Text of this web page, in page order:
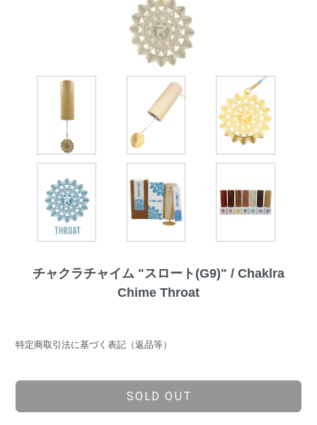
チャクラチャイム "スロート(G9)" / Chaklra
Chime Throat
特定商取引法に基づく表記（返品等）
SOLD OUT